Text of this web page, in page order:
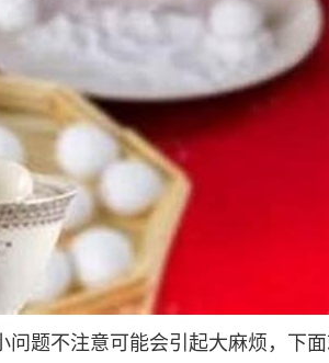
题不注意可能会引起大麻烦，下